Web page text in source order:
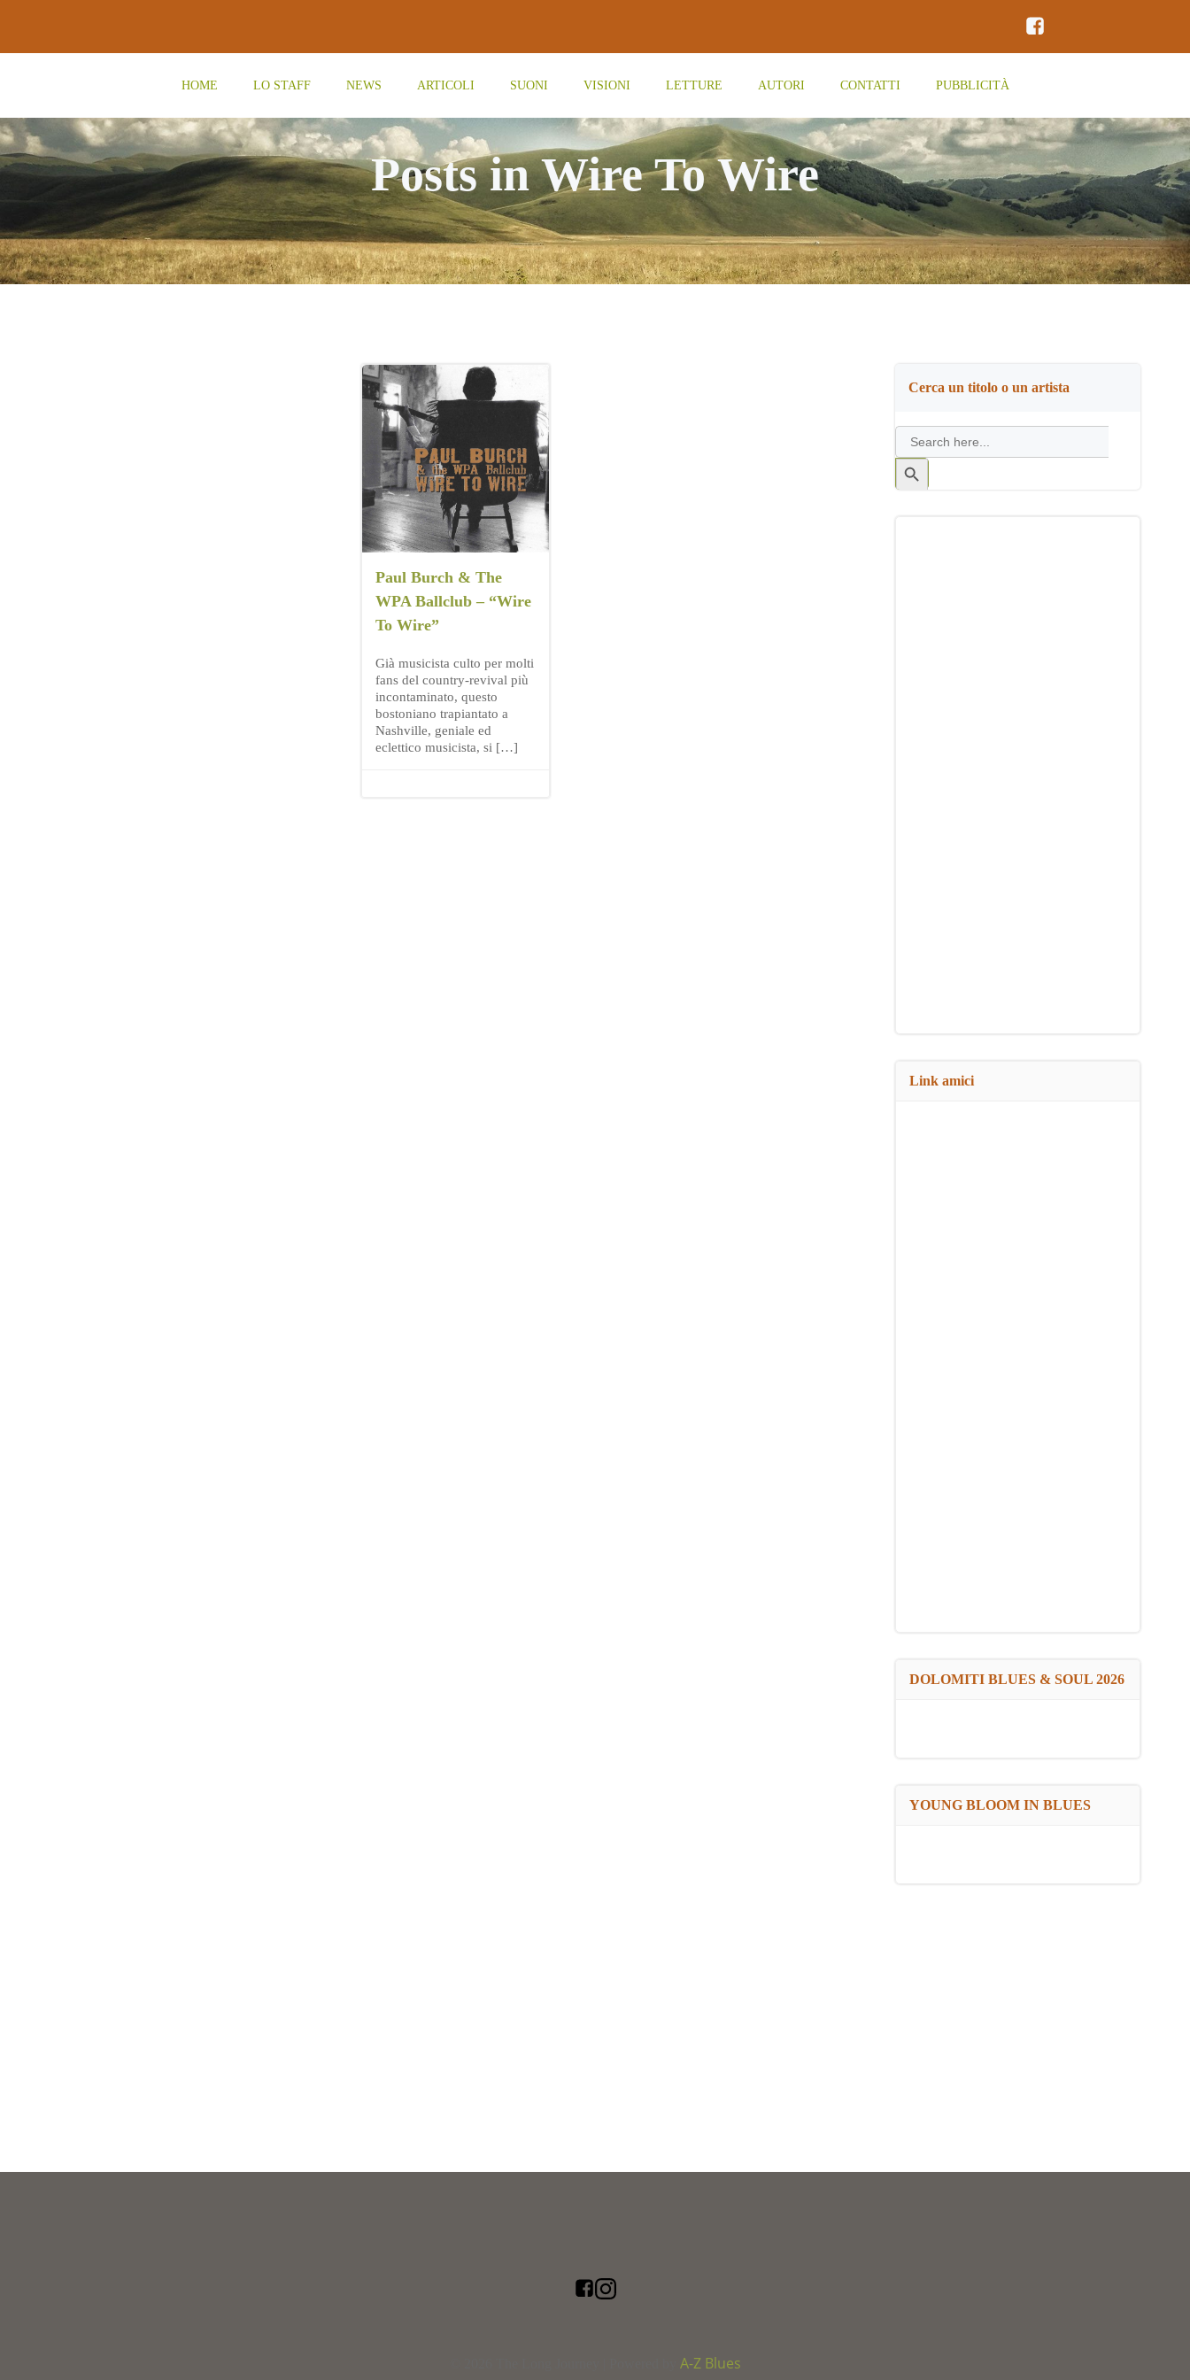
contenuto
HOME LO STAFF NEWS ARTICOLI SUONI VISIONI LETTURE AUTORI CONTATTI PUBBLICITÀ
Posts in Wire To Wire
Paul Burch & The
WPA Ballclub – “Wire
To Wire”
Già musicista culto per molti
fans del country-revival più
incontaminato, questo
bostoniano trapiantato a
Nashville, geniale ed
eclettico musicista, si […]
Cerca un titolo o un artista
Search
for:
Search
Button
Link amici
DOLOMITI BLUES & SOUL 2026
YOUNG BLOOM IN BLUES
A-Z Blues